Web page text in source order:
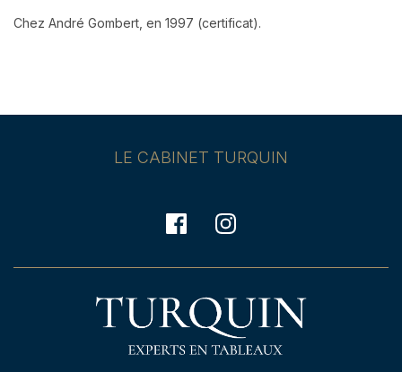
Chez André Gombert, en 1997 (certificat).
LE CABINET TURQUIN